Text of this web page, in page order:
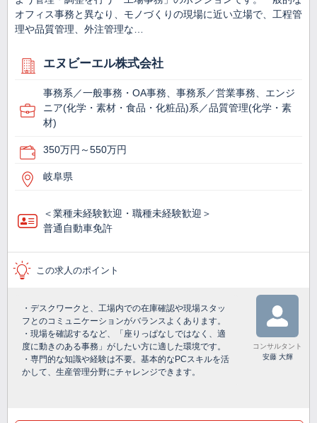
オフィス事務と異なり、モノづくりの現場に近い立場で、工程管
理や品質管理、外注管理な…
エヌビーエル株式会社
事務系／一般事務・OA事務、事務系／営業事務、エンジ
ニア(化学・素材・食品・化粧品)系／品質管理(化学・素
材)
350万円～550万円
岐阜県
＜業種未経験歓迎・職種未経験歓迎＞
普通自動車免許
この求人のポイント
・デスクワークと、工場内での在庫確認や現場スタッ
フとのコミュニケーションがバランスよくあります。
・現場を確認するなど、「座りっぱなしではなく、適
度に動きのある事務」がしたい方に適した環境です。
・専門的な知識や経験は不要。基本的なPCスキルを活
かして、生産管理分野にチャレンジできます。
コンサルタント
安藤 大輝